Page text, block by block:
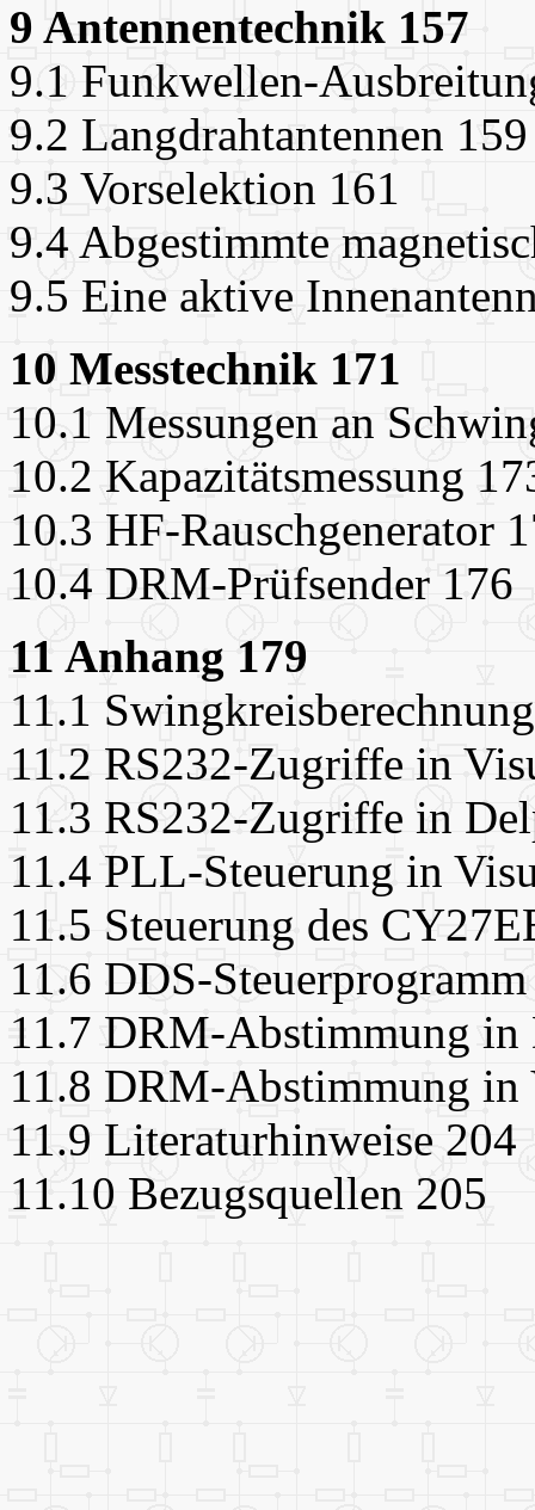
9 Antennentechnik 157
9.1 Funkwellen-
9.2 Langdrahtantennen 159
9.3 Vorselektion 161
9.4 Abgestimmte
9.5 Eine aktive
10 Messtechnik 171
10.1 Messungen an
10.2 Kapazitätsmessung
10.3 HF-Rauschgenerator
10.4 DRM-Prüfsender 176
11 Anhang 179
11.1
11.2 RS232-Zugriffe in
11.3 RS232-Zugriffe in
11.4 PLL-Steuerung in
11.5 Steuerung des
11.6 DDS-
11.7 DRM-Abstimmung in
11.8 DRM-Abstimmung in
11.9 Literaturhinweise 204
11.10 Bezugsquellen 205